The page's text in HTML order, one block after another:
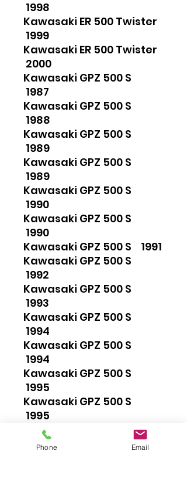
1998
Kawasaki ER 500 Twister
1999
Kawasaki ER 500 Twister
2000
Kawasaki GPZ 500 S
1987
Kawasaki GPZ 500 S
1988
Kawasaki GPZ 500 S
1989
Kawasaki GPZ 500 S
1989
Kawasaki GPZ 500 S
1990
Kawasaki GPZ 500 S
1990
Kawasaki GPZ 500 S 1991
Kawasaki GPZ 500 S
1992
Kawasaki GPZ 500 S
1993
Kawasaki GPZ 500 S
1994
Kawasaki GPZ 500 S
1994
Kawasaki GPZ 500 S
1995
Kawasaki GPZ 500 S
1995
Kawasaki GPZ 500 S
1996
Phone Email